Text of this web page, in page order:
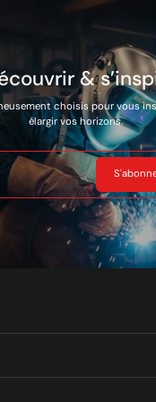
&
choisis pour vous
élargir vos horizons.